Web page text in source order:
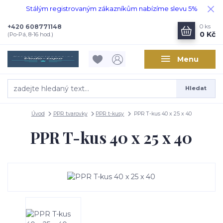
Stálým registrovaným zákazníkům nabízíme slevu 5%
Menu
Hledat
+420 608771148
(Po-Pá, 8-16 hod.)
0 ks
0 Kč
Úvod PPR tvarovky PPR t-kusy PPR T-kus 40 x 25 x 40
PPR T-kus 40 x 25 x 40